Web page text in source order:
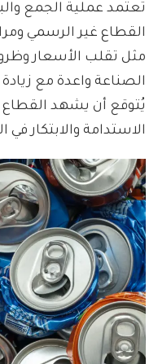
تعتمد عملية الجمع
القطاع غير الرسمي
مثل تقلب الأسعار
الصناعة واعدة مع زيادة
يُتوقع أن يشهد القطاع
الاستدامة والابتكار